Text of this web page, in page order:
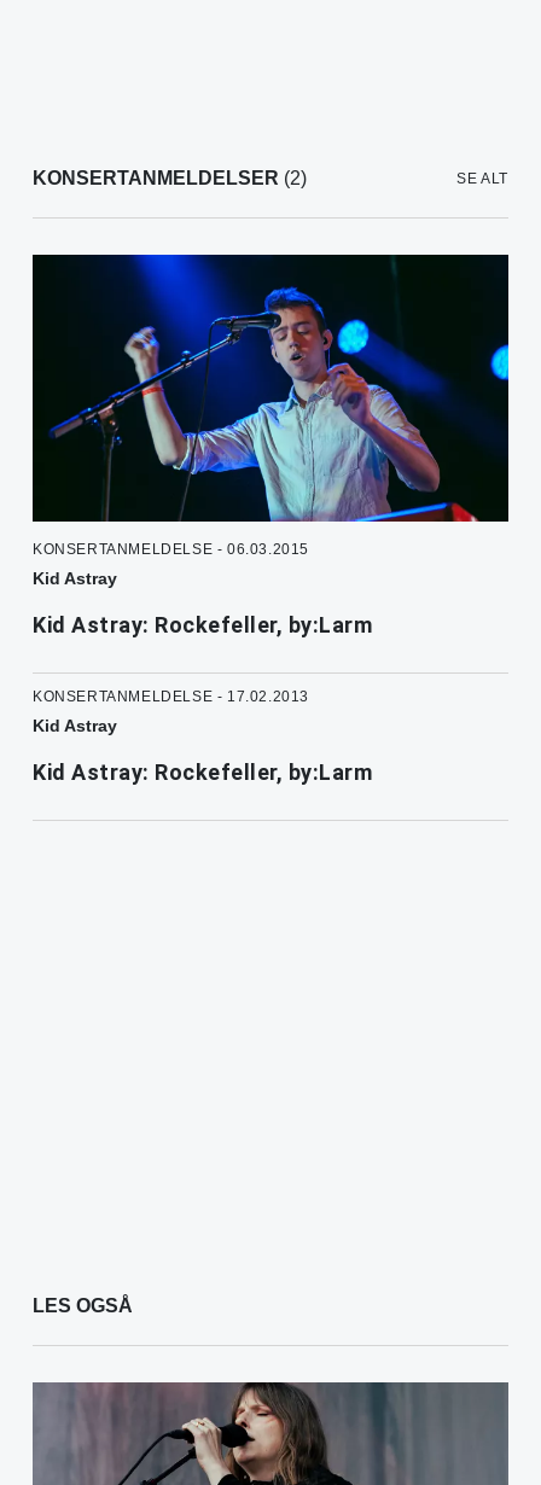
KONSERTANMELDELSER (2) SE ALT
KONSERTANMELDELSE - 06.03.2015
Kid Astray
Kid Astray: Rockefeller, by:Larm
KONSERTANMELDELSE - 17.02.2013
Kid Astray
Kid Astray: Rockefeller, by:Larm
LES OGSÅ